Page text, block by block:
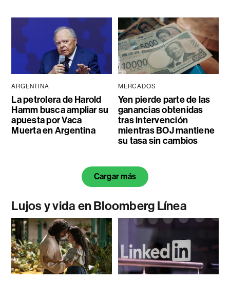
ARGENTINA
La petrolera de Harold
Hamm busca ampliar su
apuesta por Vaca
Muerta en Argentina
MERCADOS
Yen pierde parte de las
ganancias obtenidas
tras intervención
mientras BOJ mantiene
su tasa sin cambios
Cargar más
Lujos y vida en Bloomberg Línea